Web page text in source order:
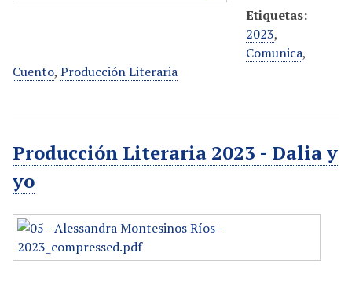
Etiquetas:
2023,
Comunica,
Cuento, Producción Literaria
Producción Literaria 2023 - Dalia y
yo